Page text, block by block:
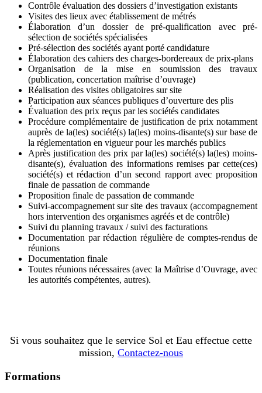
Contrôle évaluation des dossiers d’investigation existants
Visites des lieux avec établissement de métrés
Élaboration d’un dossier de pré-qualification avec pré-
sélection de sociétés spécialisées
Pré-sélection des sociétés ayant porté candidature
Élaboration des cahiers des charges-bordereaux de prix-plans
Organisation de la mise en soumission des travaux
(publication, concertation maîtrise d’ouvrage)
Réalisation des visites obligatoires sur site
Participation aux séances publiques d’ouverture des plis
Évaluation des prix reçus par les sociétés candidates
Procédure complémentaire de justification de prix notamment
auprès de la(les) société(s) la(les) moins-disante(s) sur base de
la réglementation en vigueur pour les marchés publics
Après justification des prix par la(les) société(s) la(les) moins-
disante(s), évaluation des informations remises par cette(ces)
société(s) et rédaction d’un second rapport avec proposition
finale de passation de commande
Proposition finale de passation de commande
Suivi-accompagnement sur site des travaux (accompagnement
hors intervention des organismes agréés et de contrôle)
Suivi du planning travaux / suivi des facturations
Documentation par rédaction régulière de comptes-rendus de
réunions
Documentation finale
Toutes réunions nécessaires (avec la Maîtrise d’Ouvrage, avec
les autorités compétentes, autres).
Si vous souhaitez que le service Sol et Eau effectue cette
mission, Contactez-nous
Formations